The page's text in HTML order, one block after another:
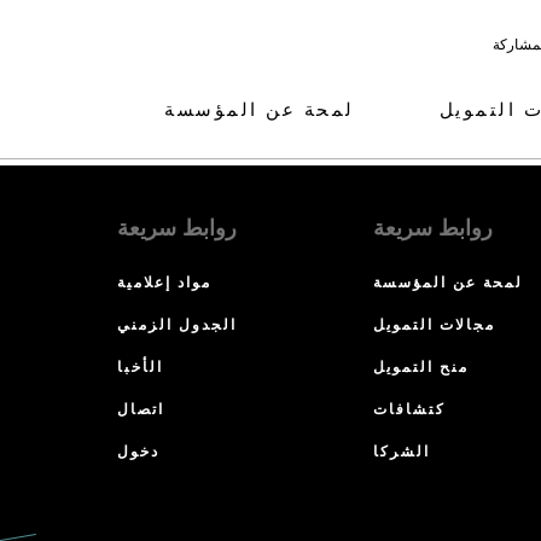
لمحة عن المؤسسة التمويل
روابط سريعة
مواد إعلامية
الجدول الزمني
الأخبا
اتصال
دخول
روابط سريعة
لمحة عن المؤسسة
مجالات التمويل
منح التمويل
كتشافات
الشركا